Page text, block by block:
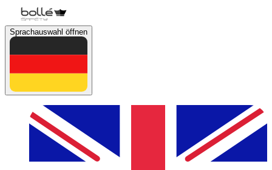
Sprachauswahl öffnen